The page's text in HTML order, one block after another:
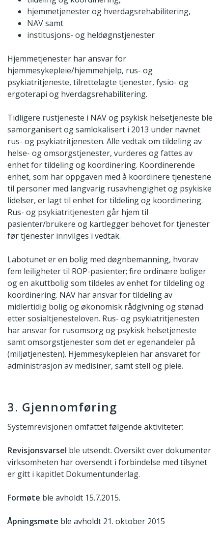
hjemmetjenester og hverdagsrehabilitering,
NAV samt
institusjons- og heldøgnstjenester
Hjemmetjenester har ansvar for
hjemmesykepleie/hjemmehjelp, rus- og
psykiatritjeneste, tilrettelagte tjenester, fysio- og
ergoterapi og hverdagsrehabilitering.
Tidligere rustjeneste i NAV og psykisk helsetjeneste ble
samorganisert og samlokalisert i 2013 under navnet
rus- og psykiatritjenesten. Alle vedtak om tildeling av
helse- og omsorgstjenester, vurderes og fattes av
enhet for tildeling og koordinering. Koordinerende
enhet, som har oppgaven med å koordinere tjenestene
til personer med langvarig rusavhengighet og psykiske
lidelser, er lagt til enhet for tildeling og koordinering.
Rus- og psykiatritjenesten går hjem til
pasienter/brukere og kartlegger behovet for tjenester
før tjenester innvilges i vedtak.
Labotunet er en bolig med døgnbemanning, hvorav
fem leiligheter til ROP-pasienter; fire ordinære boliger
og en akuttbolig som tildeles av enhet for tildeling og
koordinering. NAV har ansvar for tildeling av
midlertidig bolig og økonomisk rådgivning og stønad
etter sosialtjenesteloven. Rus- og psykiatritjenesten
har ansvar for rusomsorg og psykisk helsetjeneste
samt omsorgstjenester som det er egenandeler på
(miljøtjenesten). Hjemmesykepleien har ansvaret for
administrasjon av medisiner, samt stell og pleie.
3. Gjennomføring
Systemrevisjonen omfattet følgende aktiviteter:
Revisjonsvarsel ble utsendt. Oversikt over dokumenter
virksomheten har oversendt i forbindelse med tilsynet
er gitt i kapitlet Dokumentunderlag.
Formøte ble avholdt 15.7.2015.
Åpningsmøte ble avholdt 21. oktober 2015